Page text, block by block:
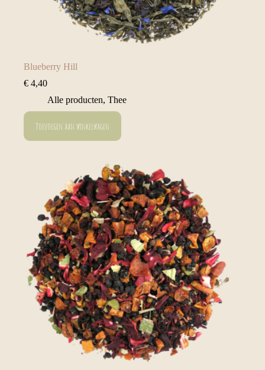
Blueberry Hill
€ 4,40
Alle producten, Thee
Toevoegen aan winkelwagen